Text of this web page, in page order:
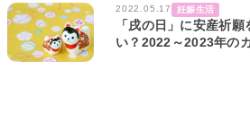
2022.05.17 妊娠生活
「戌の日」に安産祈
い？2022～2023年の